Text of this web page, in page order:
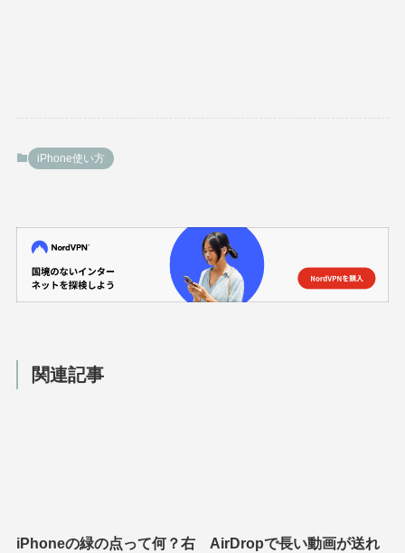
iPhone使い方
関連記事
iPhoneの緑の点って何？右
AirDropで長い動画が送れ